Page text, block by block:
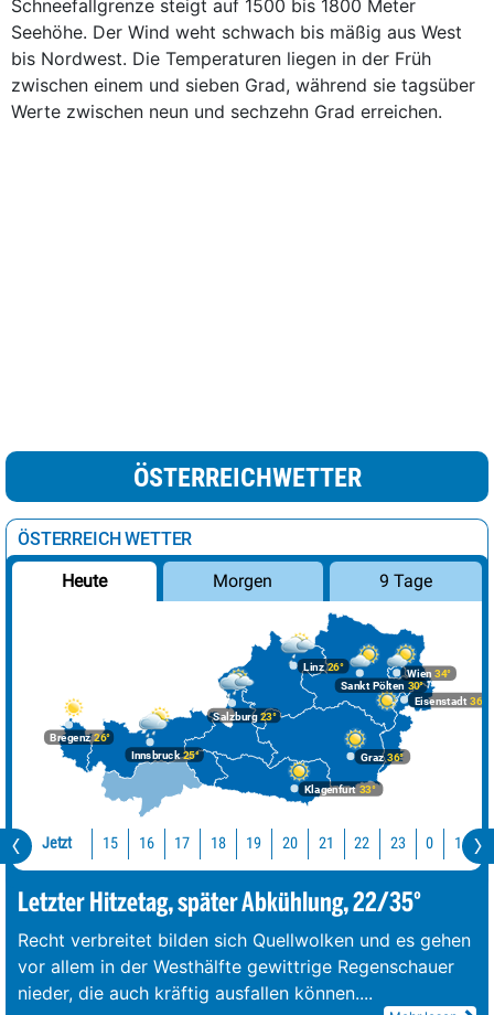
Schneefallgrenze steigt auf 1500 bis 1800 Meter
Seehöhe. Der Wind weht schwach bis mäßig aus West
bis Nordwest. Die Temperaturen liegen in der Früh
zwischen einem und sieben Grad, während sie tagsüber
Werte zwischen neun und sechzehn Grad erreichen.
ÖSTERREICHWETTER
ÖSTERREICH WETTER
Heute Morgen 9 Tage
Bregenz26°
Graz36°
Innsbruck25°
Klagenfurt 33°
Linz26°
Salzburg23°
Wien 34°
Eisenstadt 36°
Sankt Pölten 30°
Jetzt 15 16 17 18 19 20 21 22 23 0 1
Letzter Hitzetag, später Abkühlung, 22/35°
Recht verbreitet bilden sich Quellwolken und es gehen
vor allem in der Westhälfte gewittrige Regenschauer
nieder, die auch kräftig ausfallen können....